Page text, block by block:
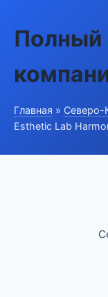
Полный
Главная » Северо-
Esthetic Lab